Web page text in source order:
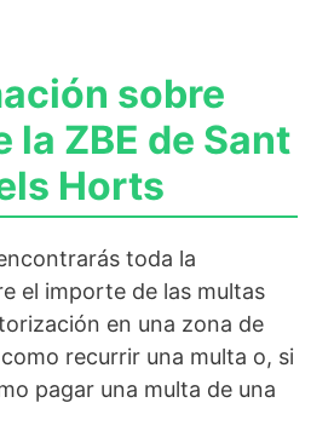
sobre
la ZBE de Sant
Horts
toda la
el importe de las multas
en una zona de
recurrir una multa o, si
pagar una multa de una